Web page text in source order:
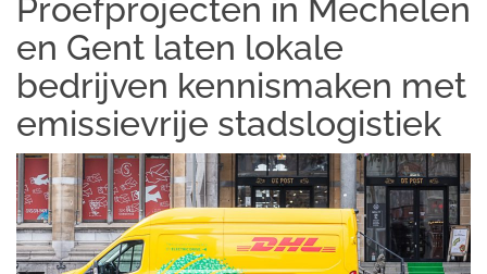
Proefprojecten in Mechelen
en Gent laten lokale
bedrijven kennismaken met
emissievrije stadslogistiek